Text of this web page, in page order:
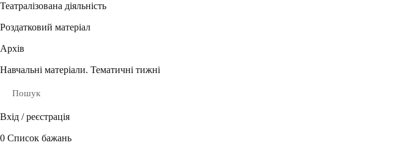
Театралізована діяльність
Роздатковий матеріал
Архів
Навчальні матеріали. Тематичні тижні
Пошук
Вхід / реєстрація
0 Список бажань